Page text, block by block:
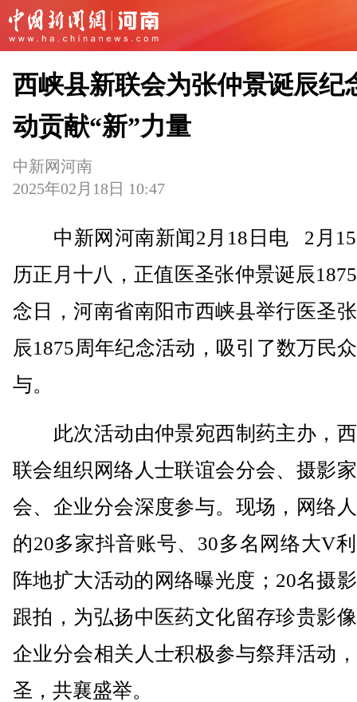
西峡县新联会为张仲景诞辰纪
动贡献“新”力量
中新网河南
2025年02月18日 10:47
中新网河南新闻2月18日电 2月15
历正月十八，正值医圣张仲景诞辰
念日，河南省南阳市西峡县举行医圣
辰1875周年纪念活动，吸引了数万民
与。
此次活动由仲景宛西制药主办，
联会组织网络人士联谊会分会、摄影
会、企业分会深度参与。现场，网络
的20多家抖音账号、30多名网络大V
阵地扩大活动的网络曝光度；20名摄
跟拍，为弘扬中医药文化留存珍贵影
企业分会相关人士积极参与祭拜活动
圣，共襄盛举。